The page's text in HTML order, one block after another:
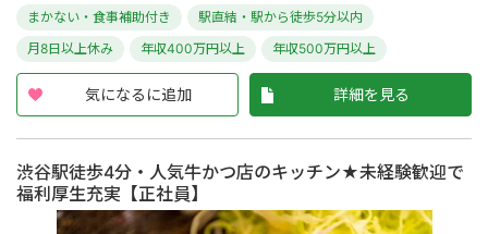
まかない・食事補助付き
駅直結・駅から徒歩5分以内
月8日以上休み
年収400万円以上 年収500万円以上
気になるに追加 詳細を見る
渋谷駅徒歩4分・人気牛かつ店のキッチン★未経験歓迎で
福利厚生充実【正社員】